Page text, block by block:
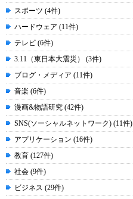
スポーツ (4件)
ハードウェア (11件)
テレビ (6件)
3.11（東日本大震災） (3件)
ブログ・メディア (11件)
音楽 (6件)
漫画&物語研究 (42件)
SNS(ソーシャルネットワーク) (11件)
アプリケーション (16件)
教育 (127件)
社会 (9件)
ビジネス (29件)